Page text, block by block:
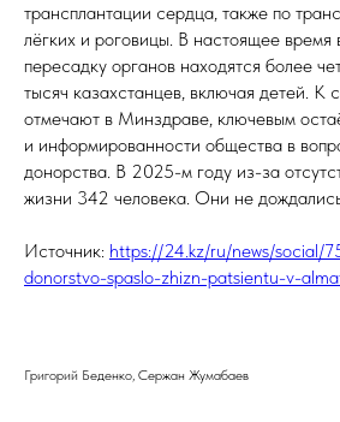
трансплантации сердца, также по
лёгких и роговицы. В настоящее время
пересадку органов находятся более
тысяч казахстанцев, включая детей. К
отмечают в Минздраве, ключевым
и информированности общества в
донорства. В 2025-м году из-за
жизни 342 человека. Они не
Источник: https://24.kz/ru/news/social/
donorstvo-spaslo-zhizn-patsientu-v-
Григорий Беденко, Сержан Жумабаев